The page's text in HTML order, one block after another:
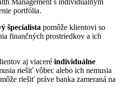
Management s individuálnym
portfólia.
špecialista pomôže klientovi so
finančných prostriedkov a ich
aj viaceré individuálne
riešiť vôbec alebo ich nemusia
riešiť práve banka zameraná na